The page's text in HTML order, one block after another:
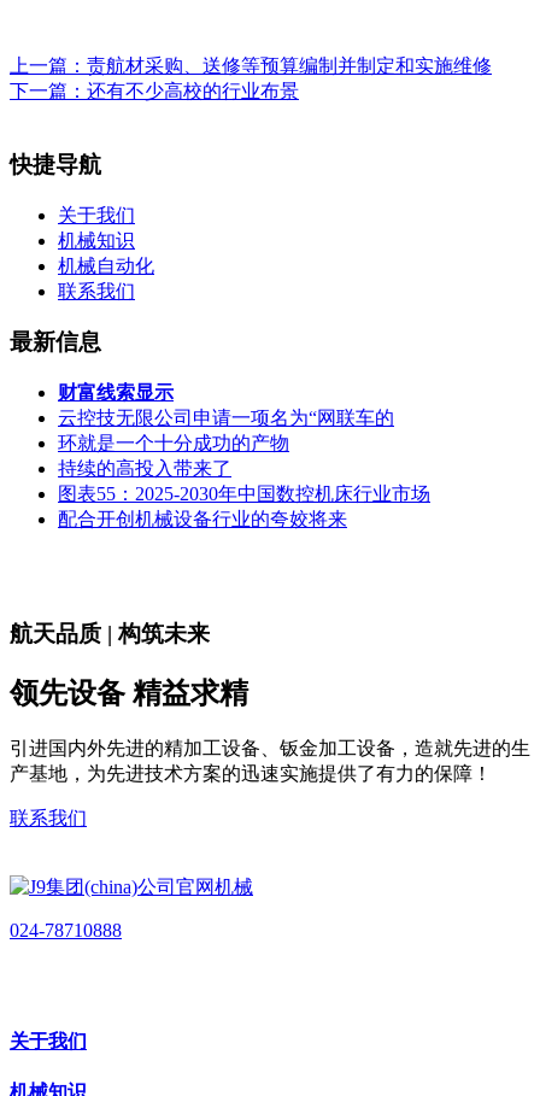
上一篇： 责航材采购、送修等预算编制并制定和实施维修
下一篇： 还有不少高校的行业布景
快捷导航
关于我们
机械知识
机械自动化
联系我们
最新信息
财富线索显示
云控技无限公司申请一项名为“网联车的
环就是一个十分成功的产物
持续的高投入带来了
图表55：2025-2030年中国数控机床行业市场
配合开创机械设备行业的夸姣将来
航天品质 | 构筑未来
领先设备 精益求精
引进国内外先进的精加工设备、钣金加工设备，造就先进的生
产基地，为先进技术方案的迅速实施提供了有力的保障！
联系我们
024-78710888
关于我们